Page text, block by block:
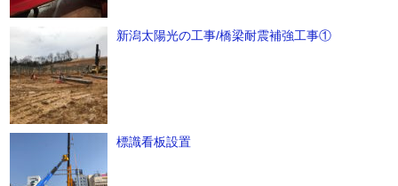
新潟太陽光の工事/橋梁耐震補強工事①
標識看板設置